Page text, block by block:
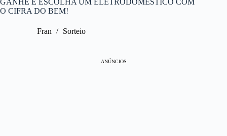
GANHE E ESCOLHA UM ELETRODOMÉSTICO COM
O CIFRA DO BEM!
Fran Sorteio
ANÚNCIOS